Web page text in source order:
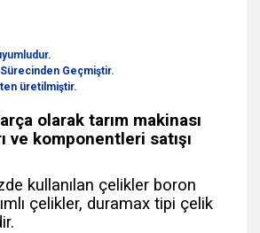
Geçmiştir.
üretilmiştir.
olarak tarım makinası
ve komponentleri satışı
kullanılan çelikler boron
çelikler, duramax tipi çelik